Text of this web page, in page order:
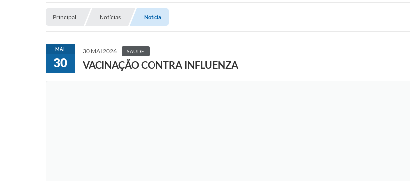
Principal Notícias Notícia
MAI
30
30 MAI 2026 SAÚDE
VACINAÇÃO CONTRA INFLUENZA